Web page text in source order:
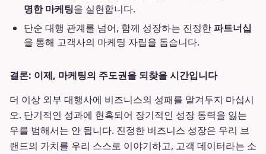
명한 마케팅을 실현합니다.
단순 대행 관계를 넘어, 함께 성장하는 진정한파트너십
을 통해 고객사의 마케팅 자립을 돕습니다.
결론: 이제, 마케팅의 주도권을 되찾을 시간입니다
더 이상 외부 대행사에 비즈니스의 성패를 맡겨두지 마십시
오. 단기적인 성과에 현혹되어 장기적인 성장 동력을 잃는
우를 범해서는 안 됩니다. 진정한 비즈니스 성장은 우리 브
랜드의 가치를 우리 스스로 이야기하고, 고객 데이터라는 소